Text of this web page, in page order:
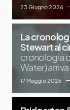
23 Giugno 2026
La
Stewart al
cronologia
Water)
17 Maggio 2026